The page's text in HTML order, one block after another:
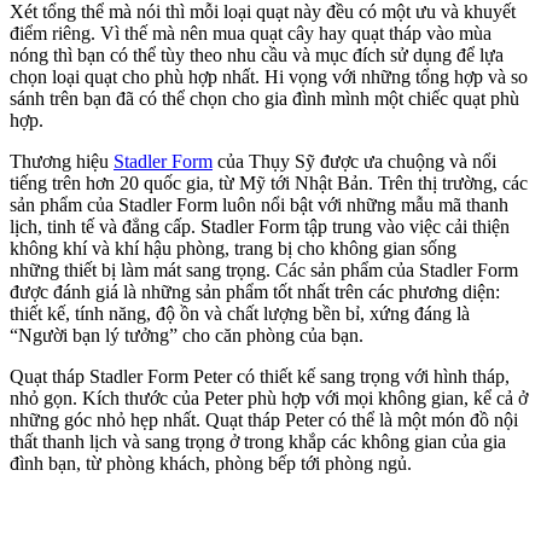
Xét tổng thể mà nói thì mỗi loại quạt này đều có một ưu và khuyết
điểm riêng. Vì thế mà nên mua quạt cây hay quạt tháp vào mùa
nóng thì bạn có thể tùy theo nhu cầu và mục đích sử dụng để lựa
chọn loại quạt cho phù hợp nhất. Hi vọng với những tổng hợp và so
sánh trên bạn đã có thể chọn cho gia đình mình một chiếc quạt phù
hợp.
Thương hiệu Stadler Form của Thụy Sỹ được ưa chuộng và nổi
tiếng trên hơn 20 quốc gia, từ Mỹ tới Nhật Bản. Trên thị trường, các
sản phẩm của Stadler Form luôn nổi bật với những mẫu mã thanh
lịch, tinh tế và đẳng cấp. Stadler Form tập trung vào việc cải thiện
không khí và khí hậu phòng, trang bị cho không gian sống
những thiết bị làm mát sang trọng. Các sản phẩm của Stadler Form
được đánh giá là những sản phẩm tốt nhất trên các phương diện:
thiết kế, tính năng, độ ồn và chất lượng bền bỉ, xứng đáng là
“Người bạn lý tưởng” cho căn phòng của bạn.
Quạt tháp Stadler Form Peter có thiết kế sang trọng với hình tháp,
nhỏ gọn. Kích thước của Peter phù hợp với mọi không gian, kể cả ở
những góc nhỏ hẹp nhất. Quạt tháp Peter có thể là một món đồ nội
thất thanh lịch và sang trọng ở trong khắp các không gian của gia
đình bạn, từ phòng khách, phòng bếp tới phòng ngủ.